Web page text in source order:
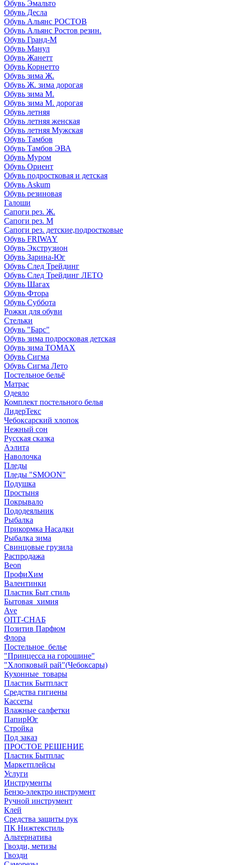
Обувь Эмальто
Обувь Десла
Обувь Альянс РОСТОВ
Обувь Альянс Ростов резин.
Обувь Гранд-М
Обувь Манул
Обувь Жанетт
Обувь Корнетто
Обувь зима Ж.
Обувь Ж. зима дорогая
Обувь зима М.
Обувь зима М. дорогая
Обувь летняя
Обувь летняя женская
Обувь летняя Мужская
Обувь Тамбов
Обувь Тамбов ЭВА
Обувь Муром
Обувь Ориент
Обувь подростковая и детская
Обувь Askum
Обувь резиновая
Галоши
Сапоги рез. Ж.
Сапоги рез. М
Сапоги рез. детские,подростковые
Обувь FRIWAY
Обувь Экструзион
Обувь Зарина-Юг
Обувь След Трейдинг
Обувь След Трейдинг ЛЕТО
Обувь Шагах
Обувь Фтора
Обувь Суббота
Рожки для обуви
Стельки
Обувь "Барс"
Обувь зима подросковая детская
Обувь зима ТОМАХ
Обувь Сигма
Обувь Сигма Лето
Постельное бельё
Матрас
Одеяло
Комплект постельного белья
ЛидерТекс
Чебоксарский хлопок
Нежный сон
Русская сказка
Аэлита
Наволочка
Пледы
Пледы "SMOON"
Подушка
Простыня
Покрывало
Пододеяльник
Рыбалка
Прикормка Насадки
Рыбалка зима
Свинцовые грузила
Распродажа
Beon
ПрофиХим
Валентинки
Пластик Быт стиль
Бытовая_химия
Ave
ОПТ-СНАБ
Позитив Парфюм
Флора
Постельное_белье
"Принцесса на горошине"
"Хлопковый рай"(Чебоксары)
Кухонные_товары
Пластик Бытпласт
Средства гигиены
Кассеты
Влажные салфетки
ПапирЮг
Стройка
Под заказ
ПРОСТОЕ РЕШЕНИЕ
Пластик Бытплас
Маркетплейсы
Услуги
Инструменты
Бензо-электро инструмент
Ручной инструмент
Клей
Средства защиты рук
ПК Нижтекстиль
Альтернатива
Гвозди, метизы
Гвозди